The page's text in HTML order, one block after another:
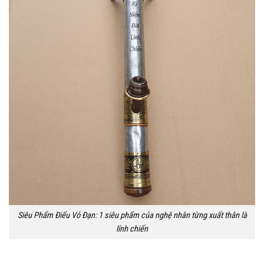
Siêu Phẩm Điếu Vỏ Đạn: 1 siêu phẩm của nghệ nhân từng xuất thân là
lính chiến